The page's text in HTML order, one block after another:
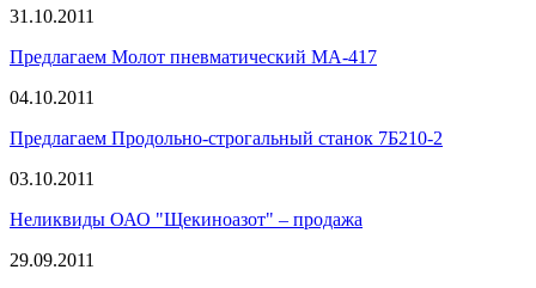
31.10.2011
Предлагаем Молот пневматический МА-417
04.10.2011
Предлагаем Продольно-строгальный станок 7Б210-2
03.10.2011
Неликвиды ОАО "Щекиноазот" – продажа
29.09.2011